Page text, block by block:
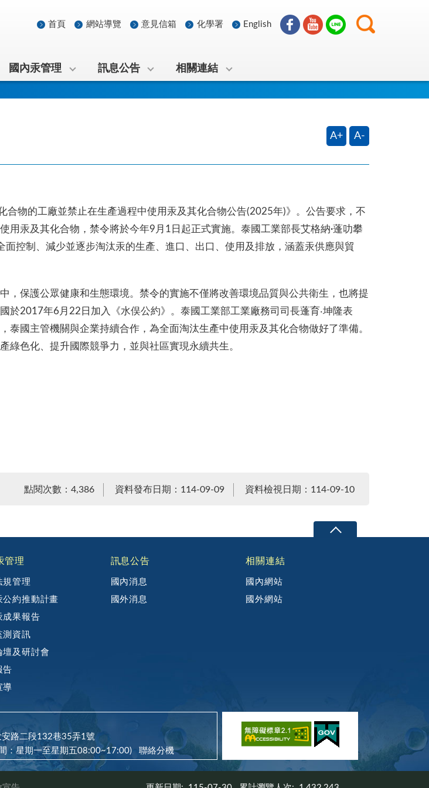
首頁 網站導覽 意見信箱 化學署 English
國內汞管理 訊息公告 相關連結
A+ A-
物的工廠並禁止在生產過程中使用汞及其化合物公告(2025年)》。公告要求，不
汞及其化合物，禁令將於今年9月1日起正式實施。泰國工業部長艾格納·蓬叻攀
控制、減少並逐步淘汰汞的生產、進口、出口、使用及排放，涵蓋汞供應與貿
，保護公眾健康和生態環境。禁令的實施不僅將改善環境品質與公共衛生，也將提
於2017年6月22日加入《水俣公約》。泰國工業部工業廠務司司長蓬育‧坤隆表
國主管機關與企業持續合作，為全面淘汰生產中使用汞及其化合物做好了準備。
綠色化、提升國際競爭力，並與社區實現永續共生。
點閱次數：4,386 資料發布日期：114-09-09 資料檢視日期：114-09-10
管理
規管理
公約推動計畫
成果報告
測資訊
壇及研討會
告
導
訊息公告
國內消息
國外消息
相關連結
國內網站
國外網站
路二段132巷35弄1號
：星期一至星期五08:00~17:00) 聯絡分機